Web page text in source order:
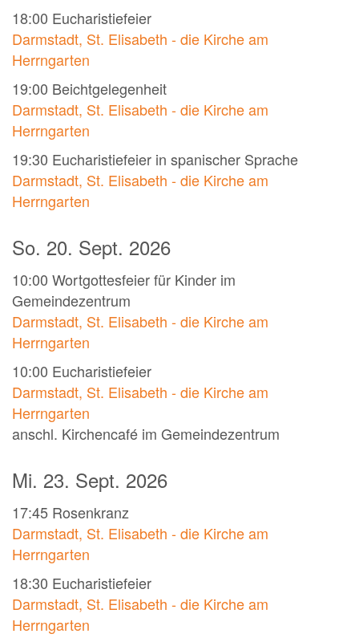
18:00 Eucharistiefeier
Darmstadt, St. Elisabeth - die Kirche am
Herrngarten
19:00 Beichtgelegenheit
Darmstadt, St. Elisabeth - die Kirche am
Herrngarten
19:30 Eucharistiefeier in spanischer Sprache
Darmstadt, St. Elisabeth - die Kirche am
Herrngarten
So. 20. Sept. 2026
10:00 Wortgottesfeier für Kinder im
Gemeindezentrum
Darmstadt, St. Elisabeth - die Kirche am
Herrngarten
10:00 Eucharistiefeier
Darmstadt, St. Elisabeth - die Kirche am
Herrngarten
anschl. Kirchencafé im Gemeindezentrum
Mi. 23. Sept. 2026
17:45 Rosenkranz
Darmstadt, St. Elisabeth - die Kirche am
Herrngarten
18:30 Eucharistiefeier
Darmstadt, St. Elisabeth - die Kirche am
Herrngarten